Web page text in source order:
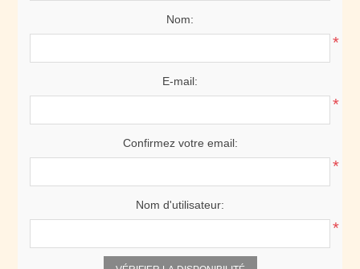
Nom:
*
E-mail:
*
Confirmez votre email:
*
Nom d'utilisateur:
*